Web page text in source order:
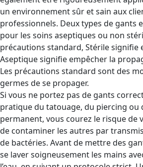
un environnement sûr et sain aux
professionnels. Deux types de gants
pour les soins aseptiques ou non
précautions standard, Stérile signifie
Aseptique signifie empêcher la
Les précautions standard sont des
germes de se propager.
Si vous ne portez pas de gants
pratique du tatouage, du piercing ou
permanent, vous courez le risque de
de contaminer les autres par
de bactéries. Avant de mettre des
se laver soigneusement les mains